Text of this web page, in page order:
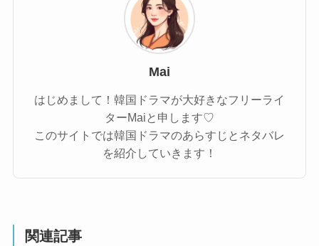
Mai
はじめまして！韓国ドラマが大好きなフリーライ
ターMaiと申します♡
このサイトでは韓国ドラマのあらすじとネタバレ
を紹介していきます！
関連記事